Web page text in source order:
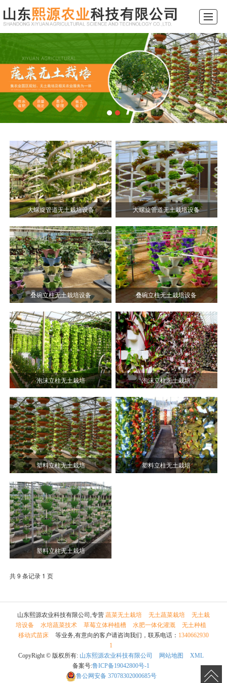
行业常识 留言反馈 联系我们
大螺旋管道无土栽培设备 大螺旋管道无土栽培设备
叠碗立柱无土栽培设备 叠碗立柱无土栽培设备
泡沫立柱无土栽培 泡沫立柱无土栽培
塑料立柱无土栽培 塑料立柱无土栽培
塑料立柱无土栽培
共 9 条记录 1 页
山东熙源农业科技有限公司,专营 蔬菜无土栽培 无土蔬菜栽培
无土栽
培设备
水培蔬菜技术 草莓立体种植槽 水肥一体化灌溉
无土种植
移动式苗床
等业务,有意向的客户请咨询我们，联系电话： 1340662930
1
CopyRight © 版权所有: 山东熙源农业科技有限公司 网站地图
XML
备案号:鲁ICP备19042800号-1
鲁公网安备37078302000685号